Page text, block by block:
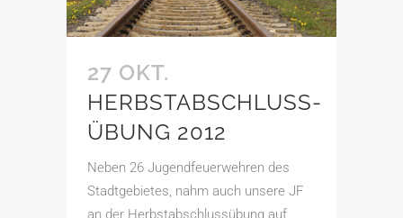
27 OKT.
HERBSTABSCHLUSS­
ÜBUNG 2012
Neben 26 Jugendfeuerwehren des
Stadtgebietes, nahm auch unsere JF
an der Herbstabschlussübung auf